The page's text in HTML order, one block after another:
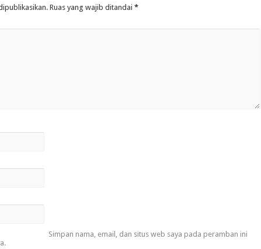
Ruas yang wajib ditandai *
Simpan nama, email, dan situs web saya pada peramban ini